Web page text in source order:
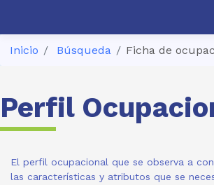
Inicio Búsqueda Ficha de
Perfil
El perfil ocupacional que se observa a
las características y atributos que se